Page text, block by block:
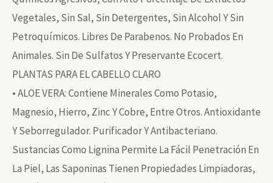
Vegetales, Sin Sal, Sin Detergentes, Sin Alcohol Y Sin
Petroquímicos. Libres De Parabenos. No Probados En
Animales. Sin De Sulfatos Y Preservante Ecocert.
PLANTAS PARA EL CABELLO CLARO
• ALOE VERA: Contiene Minerales Como Potasio,
Magnesio, Hierro, Zinc Y Cobre, Entre Otros. Antioxidante
Y Seborregulador. Purificador Y Antibacteriano.
Sustancias Como Lignina Permite La Fácil Penetración En
La Piel, Las Saponinas Tienen Propiedades Limpiadoras,